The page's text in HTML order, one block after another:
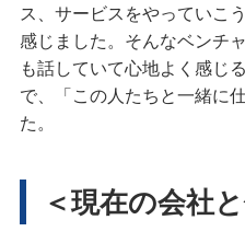
ス、サービスをやっていこ
感じました。そんなベンチ
も話していて心地よく感じ
で、「この人たちと一緒に
た。
＜現在の会社